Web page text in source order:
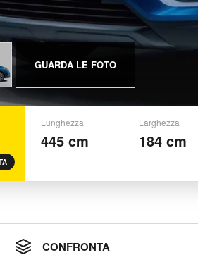
GUARDA LE FOTO
Lunghezza
445 cm
Larghezza
184 cm
CONFRONTA